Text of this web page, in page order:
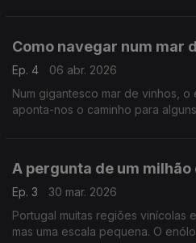
Como navegar num mar
Ep. 4
06 abr. 2026
Num gigantesco mar de vinhos,
aponta-nos o caminho para
A pergunta de um
Ep. 3
30 mar. 2026
Portugal muitas regiões vinícolas
mas uma escala pequena. O